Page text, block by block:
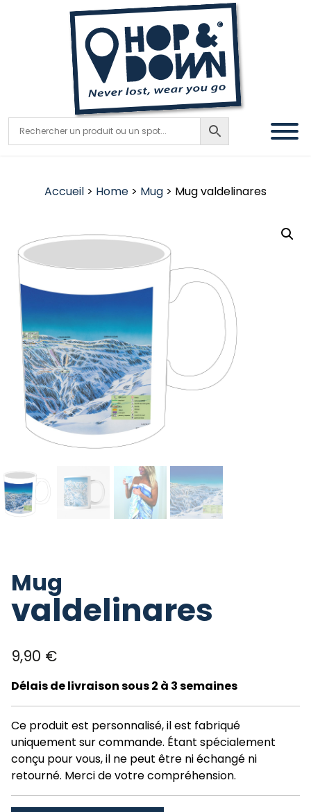
Accueil > Home > Mug > Mug valdelinares
Mug
valdelinares
9,90 €
Délais de livraison sous 2 à 3 semaines
Ce produit est personnalisé, il est fabriqué
uniquement sur commande. Étant spécialement
conçu pour vous, il ne peut être ni échangé ni
retourné. Merci de votre compréhension.